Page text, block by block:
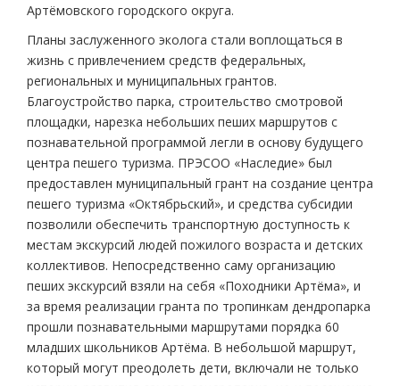
Артёмовского городского округа.
Планы заслуженного эколога стали воплощаться в
жизнь с привлечением средств федеральных,
региональных и муниципальных грантов.
Благоустройство парка, строительство смотровой
площадки, нарезка небольших пеших маршрутов с
познавательной программой легли в основу будущего
центра пешего туризма. ПРЭСОО «Наследие» был
предоставлен муниципальный грант на создание центра
пешего туризма «Октябрьский», и средства субсидии
позволили обеспечить транспортную доступность к
местам экскурсий людей пожилого возраста и детских
коллективов. Непосредственно саму организацию
пеших экскурсий взяли на себя «Походники Артёма», и
за время реализации гранта по тропинкам дендропарка
прошли познавательными маршрутами порядка 60
младших школьников Артёма. В небольшой маршрут,
который могут преодолеть дети, включали не только